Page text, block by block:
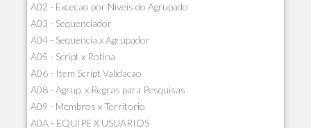
A02 - Excecao por Niveis do Agrupado
A03 - Sequenciador
A04 - Sequencia x Agrupador
A05 - Script x Rotina
A06 - Item Script Validacao
A08 - Agrup. x Regras para Pesquisas
A09 - Membros x Territorio
A0A - EQUIPE X USUARIOS